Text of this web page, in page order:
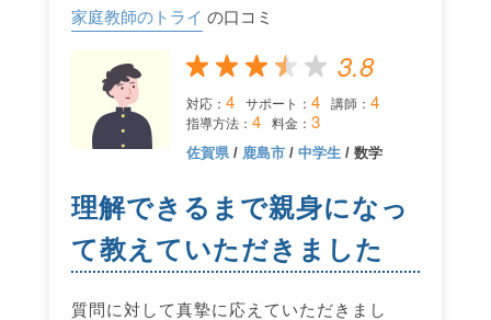
家庭教師のトライ の口コミ
3.8
対応： 4 サポート： 4 講師： 4
指導方法： 4 料金： 3
佐賀県/ 鹿島市/ 中学生/ 数学
理解できるまで親身になっ
て教えていただきました
質問に対して真摯に応えていただきまし